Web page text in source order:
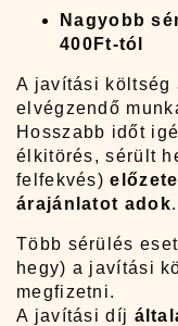
Nagyobb
400Ft-tól
A javítási költség
elvégzendő
Hosszabb időt
élkitörés, sérült
felfekvés)
árajánlatot adok.
Több sérülés
hegy) a javítási
megfizetni.
A javítási díj